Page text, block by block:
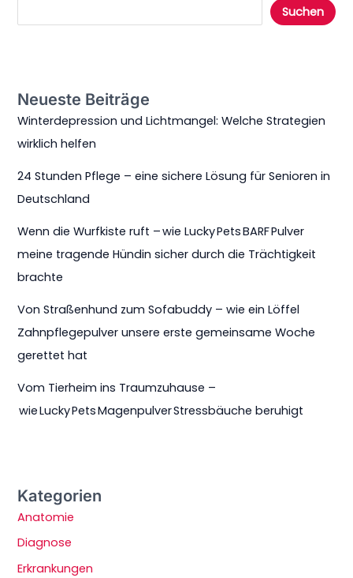
Suchen
Neueste Beiträge
Winterdepression und Lichtmangel: Welche Strategien
wirklich helfen
24 Stunden Pflege – eine sichere Lösung für Senioren in
Deutschland
Wenn die Wurfkiste ruft – wie Lucky Pets BARF Pulver
meine tragende Hündin sicher durch die Trächtigkeit
brachte
Von Straßenhund zum Sofabuddy – wie ein Löffel
Zahnpflegepulver unsere erste gemeinsame Woche
gerettet hat
Vom Tierheim ins Traumzuhause –
wie Lucky Pets Magenpulver Stressbäuche beruhigt
Kategorien
Anatomie
Diagnose
Erkrankungen